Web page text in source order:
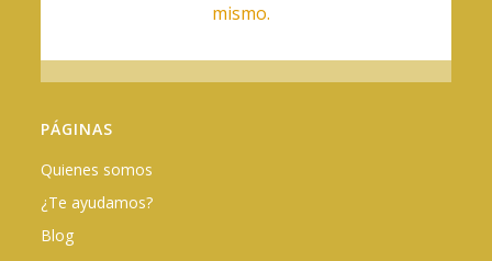
mismo.
PÁGINAS
Quienes somos
¿Te ayudamos?
Blog